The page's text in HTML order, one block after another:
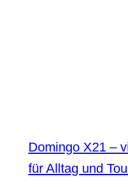
Domingo X21 –
für Alltag und